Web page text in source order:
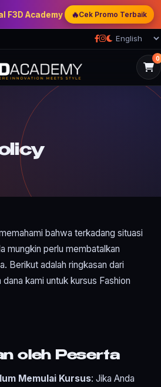
Academy— Double Discount |
🔥Cek Promo Terbaik
0
bahwa terkadang situasi
mungkin perlu membatalkan
Berikut adalah ringkasan dari
kami untuk kursus Fashion
oleh Peserta
Memulai Kursus: Jika Anda